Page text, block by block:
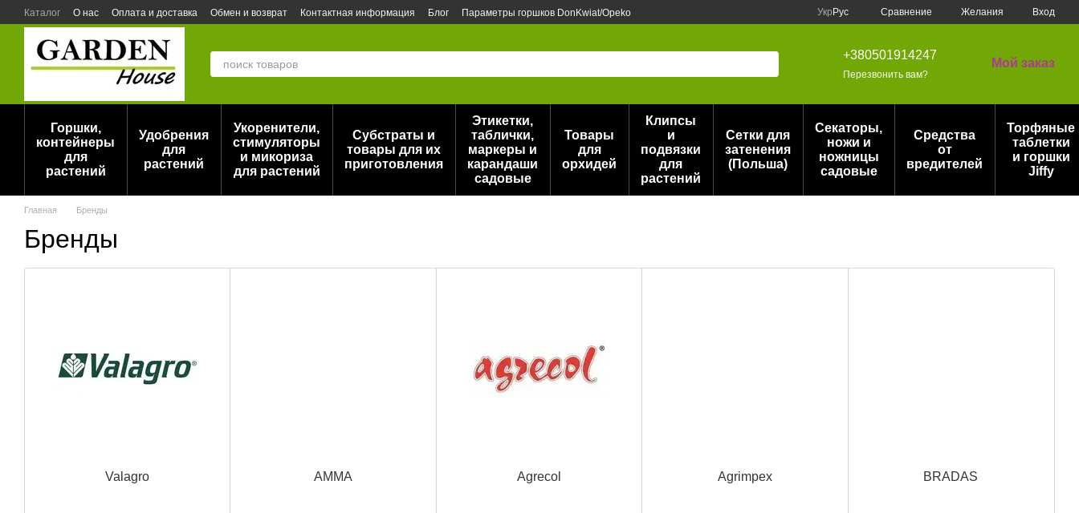
Перейти к основному контенту
Каталог О нас Оплата и доставка Обмен и возврат Контактная информация Блог
Параметры горшков DonKwiat/Opeko
Актуальный прайс на горшки для растений DonKwiat/Opeko (Польша)
Укр Рус Сравнение Желания Вход
+380501914247
Перезвонить вам?
Мой заказ
Горшки,
контейнеры
для
растений
Удобрения
для
растений
Укоренители,
стимуляторы
и микориза
для растений
Субстраты и
товары для их
приготовления
Этикетки,
таблички,
маркеры и
карандаши
садовые
Товары
для
орхидей
Клипсы
и
подвязки
для
растений
Сетки для
затенения
(Польша)
Секаторы,
ножи и
ножницы
садовые
Средства
от
вредителей
Торфяные
таблетки
и горшки
Jiffy
Главная Бренды
Бренды
Valagro AMMA Agrecol Agrimpex BRADAS